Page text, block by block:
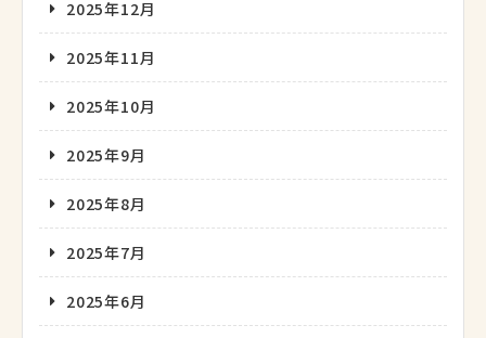
2025年12月
2025年11月
2025年10月
2025年9月
2025年8月
2025年7月
2025年6月